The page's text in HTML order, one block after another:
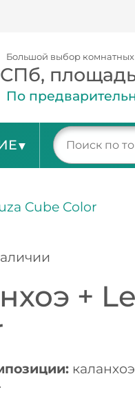
Большой выбор комнатных
СПб,
По
Cube Color
+